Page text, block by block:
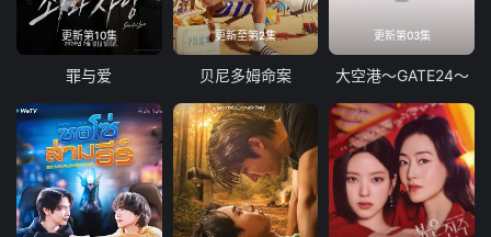
更新第10集
罪与爱
更新至第2集
贝尼多姆命案
更新第03集
大空港～GATE24～